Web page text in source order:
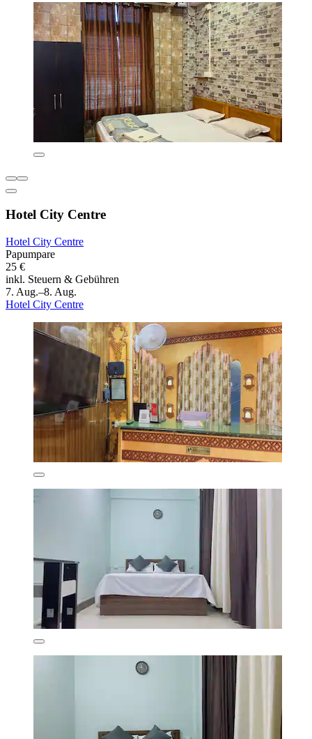
Hotel City Centre
Hotel City Centre
Papumpare
25 €
inkl. Steuern & Gebühren
7. Aug.–8. Aug.
Hotel City Centre